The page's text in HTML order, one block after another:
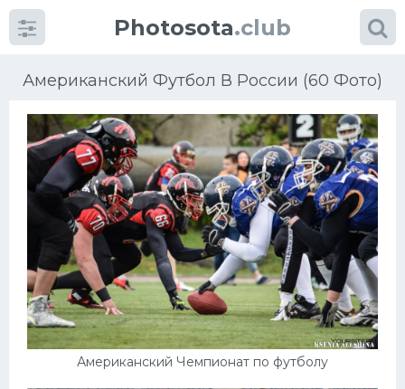
Photosota.club
Американский Футбол В России (60 Фото)
Американский Чемпионат по футболу
КатегорииФото
Еще картинки...
Футбол
Баскетбол